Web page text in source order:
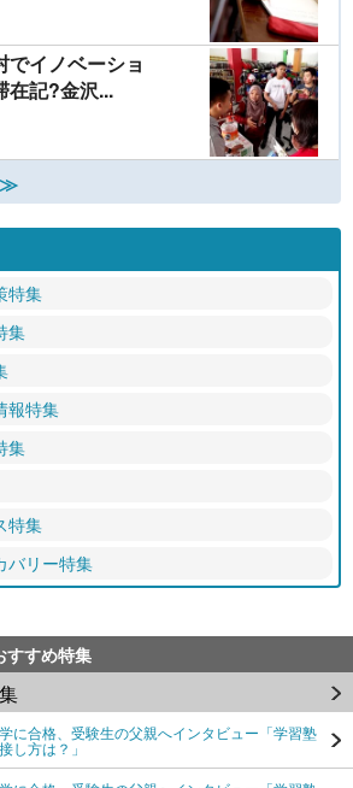
でイノベーショ
記?金沢...
≫
特集
集
報特集
集
特集
バリー特集
すすめ特集
に合格、受験生の父親へインタビュー「学習塾
し方は？」